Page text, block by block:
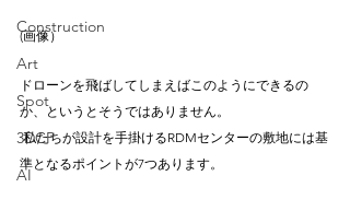
Construction
Art
Spot
3DCP
AI
(画像）
ドローンを飛ばしてしまえばこのようにできるの
か、というとそうではありません。
私たちが設計を手掛けるRDMセンターの敷地には基
準となるポイントが7つあります。